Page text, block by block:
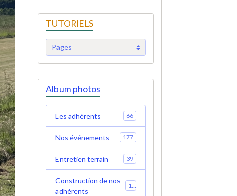
TUTORIELS
Album photos
Les adhérents 66
Nos événements 177
Entretien terrain 39
Construction de nos
adhérents